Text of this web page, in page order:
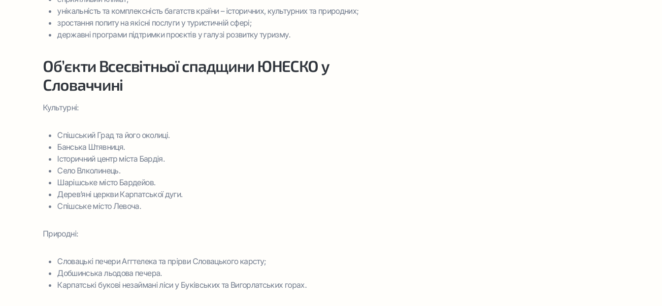
унікальність та комплексність багатств країни – історичних, культурних та природних;
зростання попиту на якісні послуги у туристичній сфері;
державні програми підтримки проєктів у галузі розвитку туризму.
Об’єкти Всесвітньої спадщини ЮНЕСКО у
Словаччині
Культурні:
Спішський Град та його околиці.
Банська Штявниця.
Історичний центр міста Бардія.
Село Влколинець.
Шарішське місто Бардейов.
Дерев’яні церкви Карпатської дуги.
Спішське місто Левоча.
Природні:
Словацькі печери Аггтелека та прірви Словацького карсту;
Добшинська льодова печера.
Карпатські букові незаймані ліси у Буківських та Вигорлатських горах.